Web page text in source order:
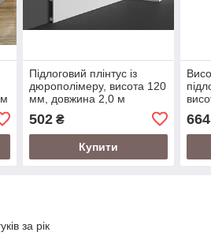
Підлоговий плінтус із
дюрополімеру, висота 120
мм, довжина 2,0 м
502₴
Купити
мм,
664
за рік